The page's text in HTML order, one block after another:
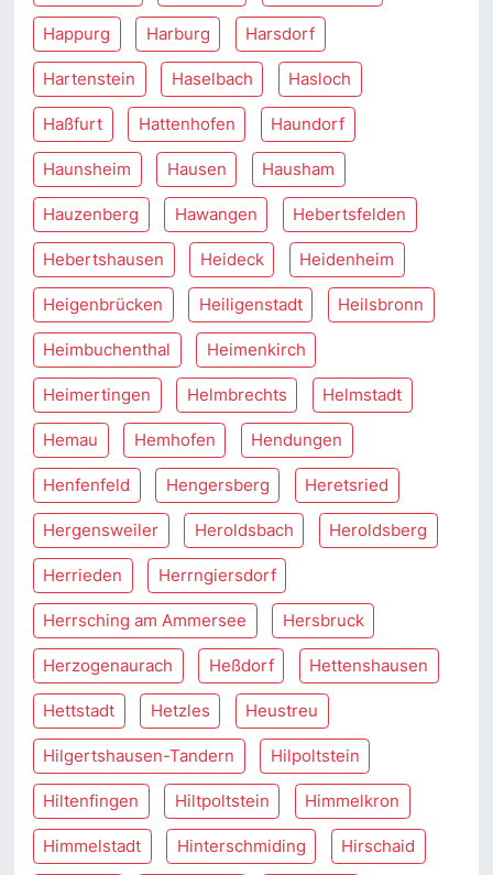
Happurg Harburg Harsdorf
Hartenstein Haselbach Hasloch
Haßfurt Hattenhofen Haundorf
Haunsheim Hausen Hausham
Hauzenberg Hawangen Hebertsfelden
Hebertshausen Heideck Heidenheim
Heigenbrücken Heiligenstadt Heilsbronn
Heimbuchenthal Heimenkirch
Heimertingen Helmbrechts Helmstadt
Hemau Hemhofen Hendungen
Henfenfeld Hengersberg Heretsried
Hergensweiler Heroldsbach Heroldsberg
Herrieden Herrngiersdorf
Herrsching am Ammersee Hersbruck
Herzogenaurach Heßdorf Hettenshausen
Hettstadt Hetzles Heustreu
Hilgertshausen-Tandern Hilpoltstein
Hiltenfingen Hiltpoltstein Himmelkron
Himmelstadt Hinterschmiding Hirschaid